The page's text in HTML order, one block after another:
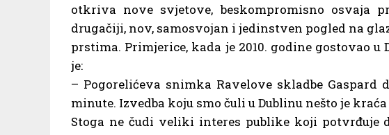
otkriva nove svjetove, beskompromisno osvaja
drugačiji, nov, samosvojan i jedinstven pogled na
prstima. Primjerice, kada je 2010. godine gostovao
je:
– Pogorelićeva snimka Ravelove skladbe Gaspard
minute. Izvedba koju smo čuli u Dublinu nešto je
Stoga ne čudi veliki interes publike koji potvrđuje